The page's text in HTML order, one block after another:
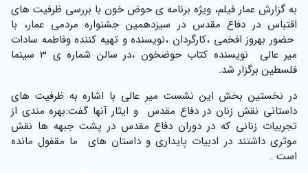
به گزارش عمار فیلم، ویژه برنامه ی حوض خون با بررسی ظرفیت های
اقتباس در دفاع مقدس در سیزدهمین جشنواره مردمی عمار، با
حضور بهروز افخمی ،کارگردان ،نویسنده و تهیه کننده وفاطمه سادات
میر عالی نویسنده کتاب حوض­خون ،در سالن شماره ی 3 سینما
فلسطین برگزار شد.
در نخستین بخش این نشست میر عالی با اشاره به ظرفیت های
داستانی نقش زنان در دفاع مقدس و ایثار آنها گفت:بهره مندی از
تجربیات زنانی که در دوران دفاع مقدس در پشت جبهه ها نقش
موثری داشتند در ادبیات پایداری و داستان های ما مقفول مانده
است .